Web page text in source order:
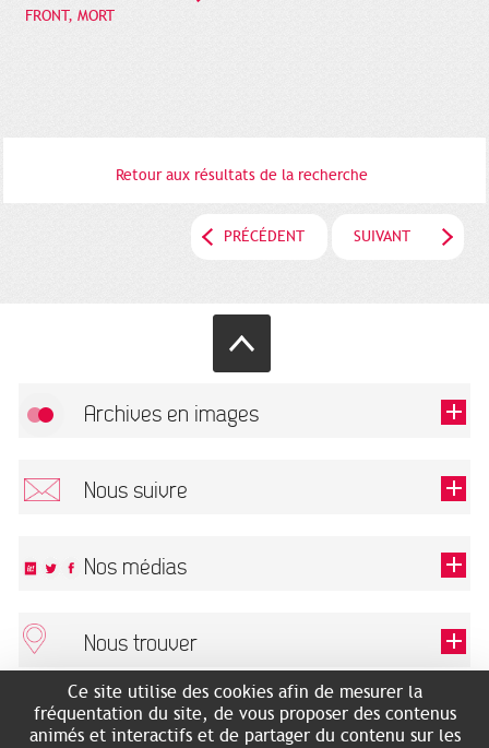
FRONT, MORT
Retour aux résultats de la recherche
PRÉCÉDENT SUIVANT
Archives en images
Nous suivre
Ce champ est exigé.
Nos médias
Nous trouver
ARCHIVES MUNICIPALES
2 rue des Archives
RECHERCHES GÉNÉALOGIQUES
NOUS CONNAÎTRE
Ce site utilise des cookies afin de mesurer la
fréquentation du site, de vous proposer des contenus
animés et interactifs et de partager du contenu sur les